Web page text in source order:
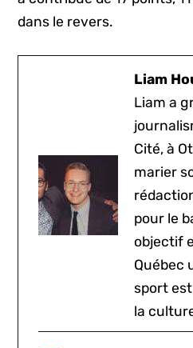
dans le revers.
Liam
Liam a
Cité, à
marier
pour le
objectif
Québec
sport
la